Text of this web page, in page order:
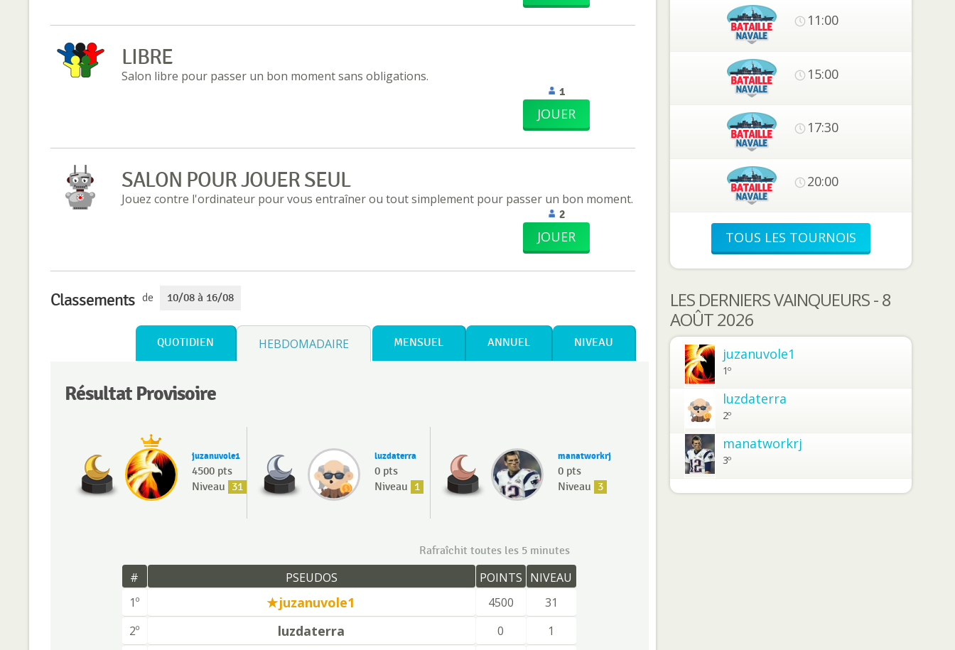
LIBRE
Salon libre pour passer un bon moment sans obligations.
1
JOUER
SALON POUR JOUER SEUL
Jouez contre l'ordinateur pour vous entraîner ou tout simplement pour passer un bon moment.
2
JOUER
Classements de 10/08 à 16/08
QUOTIDIEN HEBDOMADAIRE MENSUEL ANNUEL NIVEAU
Résultat Provisoire
juzanuvole1
4500 pts
Niveau 31
luzdaterra
0 pts
Niveau 1
manatworkrj
0 pts
Niveau 3
Rafraîchit toutes les 5 minutes
# PSEUDOS POINTS NIVEAU
1º
juzanuvole1 4500
31
2º
luzdaterra 0
1
11:00
15:00
17:30
20:00
TOUS LES TOURNOIS
LES DERNIERS VAINQUEURS - 8
AOÛT 2026
juzanuvole1
1º
luzdaterra
2º
manatworkrj
3º